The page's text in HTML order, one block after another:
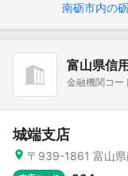
南砺市内の
富山県信
金融機関コ
城端支店
〒939-1861 富山